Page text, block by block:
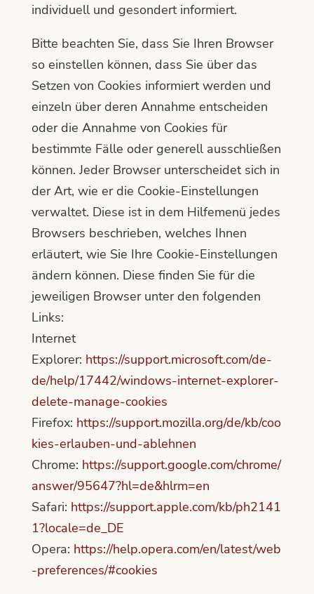
individuell und gesondert informiert.
Bitte beachten Sie, dass Sie Ihren Browser
so einstellen können, dass Sie über das
Setzen von Cookies informiert werden und
einzeln über deren Annahme entscheiden
oder die Annahme von Cookies für
bestimmte Fälle oder generell ausschließen
können. Jeder Browser unterscheidet sich in
der Art, wie er die Cookie-Einstellungen
verwaltet. Diese ist in dem Hilfemenü jedes
Browsers beschrieben, welches Ihnen
erläutert, wie Sie Ihre Cookie-Einstellungen
ändern können. Diese finden Sie für die
jeweiligen Browser unter den folgenden
Links:
Internet
Explorer: https://support.microsoft.com/de-
de/help/17442/windows-internet-explorer-
delete-manage-cookies
Firefox: https://support.mozilla.org/de/kb/coo
kies-erlauben-und-ablehnen
Chrome: https://support.google.com/chrome/
answer/95647?hl=de&hlrm=en
Safari: https://support.apple.com/kb/ph2141
1?locale=de_DE
Opera: https://help.opera.com/en/latest/web
-preferences/#cookies